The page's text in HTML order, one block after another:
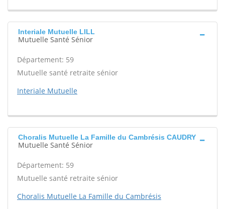
Interiale Mutuelle LILL
Mutuelle Santé Sénior
Département: 59
Mutuelle santé retraite sénior
Interiale Mutuelle
Choralis Mutuelle La Famille du Cambrésis CAUDRY
Mutuelle Santé Sénior
Département: 59
Mutuelle santé retraite sénior
Choralis Mutuelle La Famille du Cambrésis